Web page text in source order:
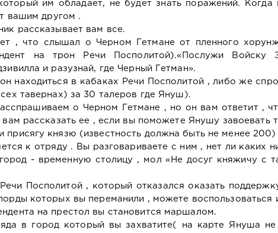
который им обладает, не будет знать поражений.
вашим другом .
рассказывает вам все.
, что слышал о Черном Гетмане от пленного
на трон Речи Посполитой).«Послужи Войску
и разузнай, где Черный Гетман».
находиться в кабаках Речи Посполитой , либо же
тавернах) за 30 талеров где Януш).
о Черном Гетмане , но он вам ответит ,
вам рассказать ее , если вы поможете Янушу завоевать
присягу князю (известность должна быть не менее
к отряду . Вы разговариваете с ним , нет ли каких
- временную столицу , мол «Не досуг княжичу с
Посполитой , который отказался оказать
которых вы переманили , можете
на престол вы становится маршалом.
в город который вы захватите( на карте Януша